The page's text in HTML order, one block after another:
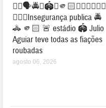
👉🏻🗣️🚔😱🏟️🚨🫵🏻👎🏻👎🏻👎🏻
👎🏻👀Insegurança publica 🚔
🚓 🫵🏻 🚨 estádio 🏟️ Julio
Aguiar teve todas as fiações
roubadas
agosto 06, 2026